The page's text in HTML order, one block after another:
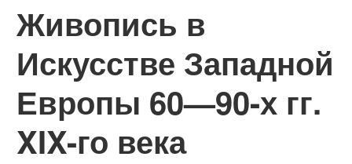
Живопись в
Искусстве Западной
Европы 60—90-х гг.
XIX-го века